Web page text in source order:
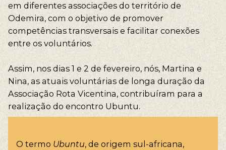
em diferentes associações do território de
Odemira, com o objetivo de promover
competências transversais e facilitar conexões
entre os voluntários.
Assim, nos dias 1 e 2 de fevereiro, nós, Martina e
Nina, as atuais voluntárias de longa duração da
Associação Rota Vicentina, contribuíram para a
realização do encontro Ubuntu.
O termo Ubuntu, de origem sul-africana,